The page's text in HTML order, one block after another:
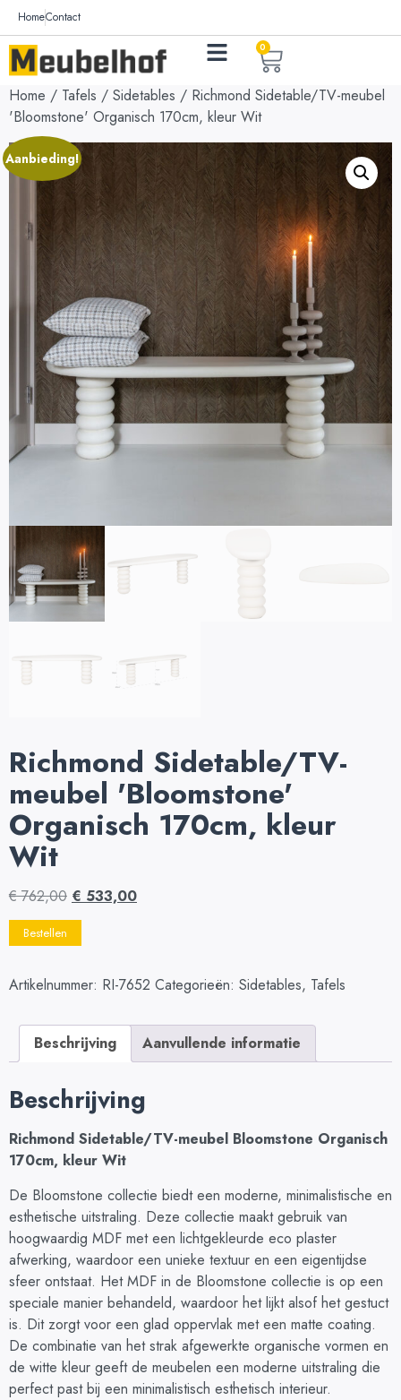
HomeContact
0
Home / Tafels / Sidetables / Richmond Sidetable/TV-meubel
'Bloomstone' Organisch 170cm, kleur Wit
Aanbieding!
Richmond Sidetable/TV-
meubel 'Bloomstone'
Organisch 170cm, kleur
Wit
€762,00 € 533,00
Bestellen
Artikelnummer: RI-7652 Categorieën: Sidetables, Tafels
Beschrijving Aanvullende informatie
Beschrijving
Richmond Sidetable/TV-meubel Bloomstone Organisch
170cm, kleur Wit
De Bloomstone collectie biedt een moderne, minimalistische en
esthetische uitstraling. Deze collectie maakt gebruik van
hoogwaardig MDF met een lichtgekleurde eco plaster
afwerking, waardoor een unieke textuur en een eigentijdse
sfeer ontstaat. Het MDF in de Bloomstone collectie is op een
speciale manier behandeld, waardoor het lijkt alsof het gestuct
is. Dit zorgt voor een glad oppervlak met een matte coating.
De combinatie van het strak afgewerkte organische vormen en
de witte kleur geeft de meubelen een moderne uitstraling die
perfect past bij een minimalistisch esthetisch interieur.